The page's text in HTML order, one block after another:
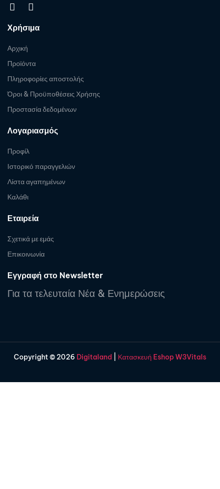
Χρήσιμα
Αρχική
Προϊόντα
Πληροφορίες αποστολής
Όροι & Προϋποθέσεις Χρήσης
Προστασία δεδομένων
Λογαριασμός
Προφίλ
Ιστορικό παραγγελιών
Λίστα αγαπημένων
Καλάθι
Εταιρεία
Σχετικά με εμάς
Επικοινωνία
Εγγραφή στο Newsletter
Για τα τελευταία Νέα & Ενημερώσεις
Copyright © 2026 Digitaland Κατασκευή Eshop W3Vitals